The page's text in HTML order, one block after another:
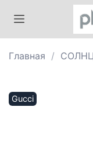
Главная
Gucci